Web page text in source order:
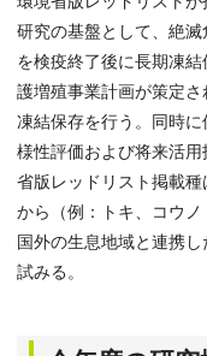
研究の基盤として、絶
を検疫終了後に長期凍
護増殖事業計画が策定
凍結保存を行う。同時
様性評価および将来活
省版レッドリスト掲載
から（例：トキ、コウノ
国外の生息地域と連携
試みる。